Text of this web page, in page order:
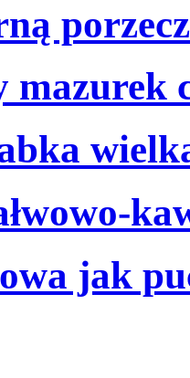
mazurek
jak